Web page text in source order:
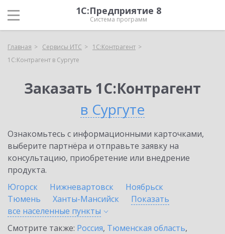
1С:Предприятие 8
Система программ
Главная Сервисы ИТС
1С:Контрагент
1С:Контрагент в Сургуте
Заказать 1С:Контрагент
в Сургуте
Ознакомьтесь с информационными карточками,
выберите партнёра и отправьте заявку на
консультацию, приобретение или внедрение
продукта.
Югорск
Нижневартовск
Ноябрьск
Тюмень
Ханты-Мансийск
Показать
все населенные пункты
Смотрите также: Россия, Тюменская область,